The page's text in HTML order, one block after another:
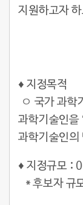
지원하고자
♦ 지정목적
ㅇ 국가 과학
과학기술인을
과학기술인의
♦ 지정규모 :
* 후보자 규